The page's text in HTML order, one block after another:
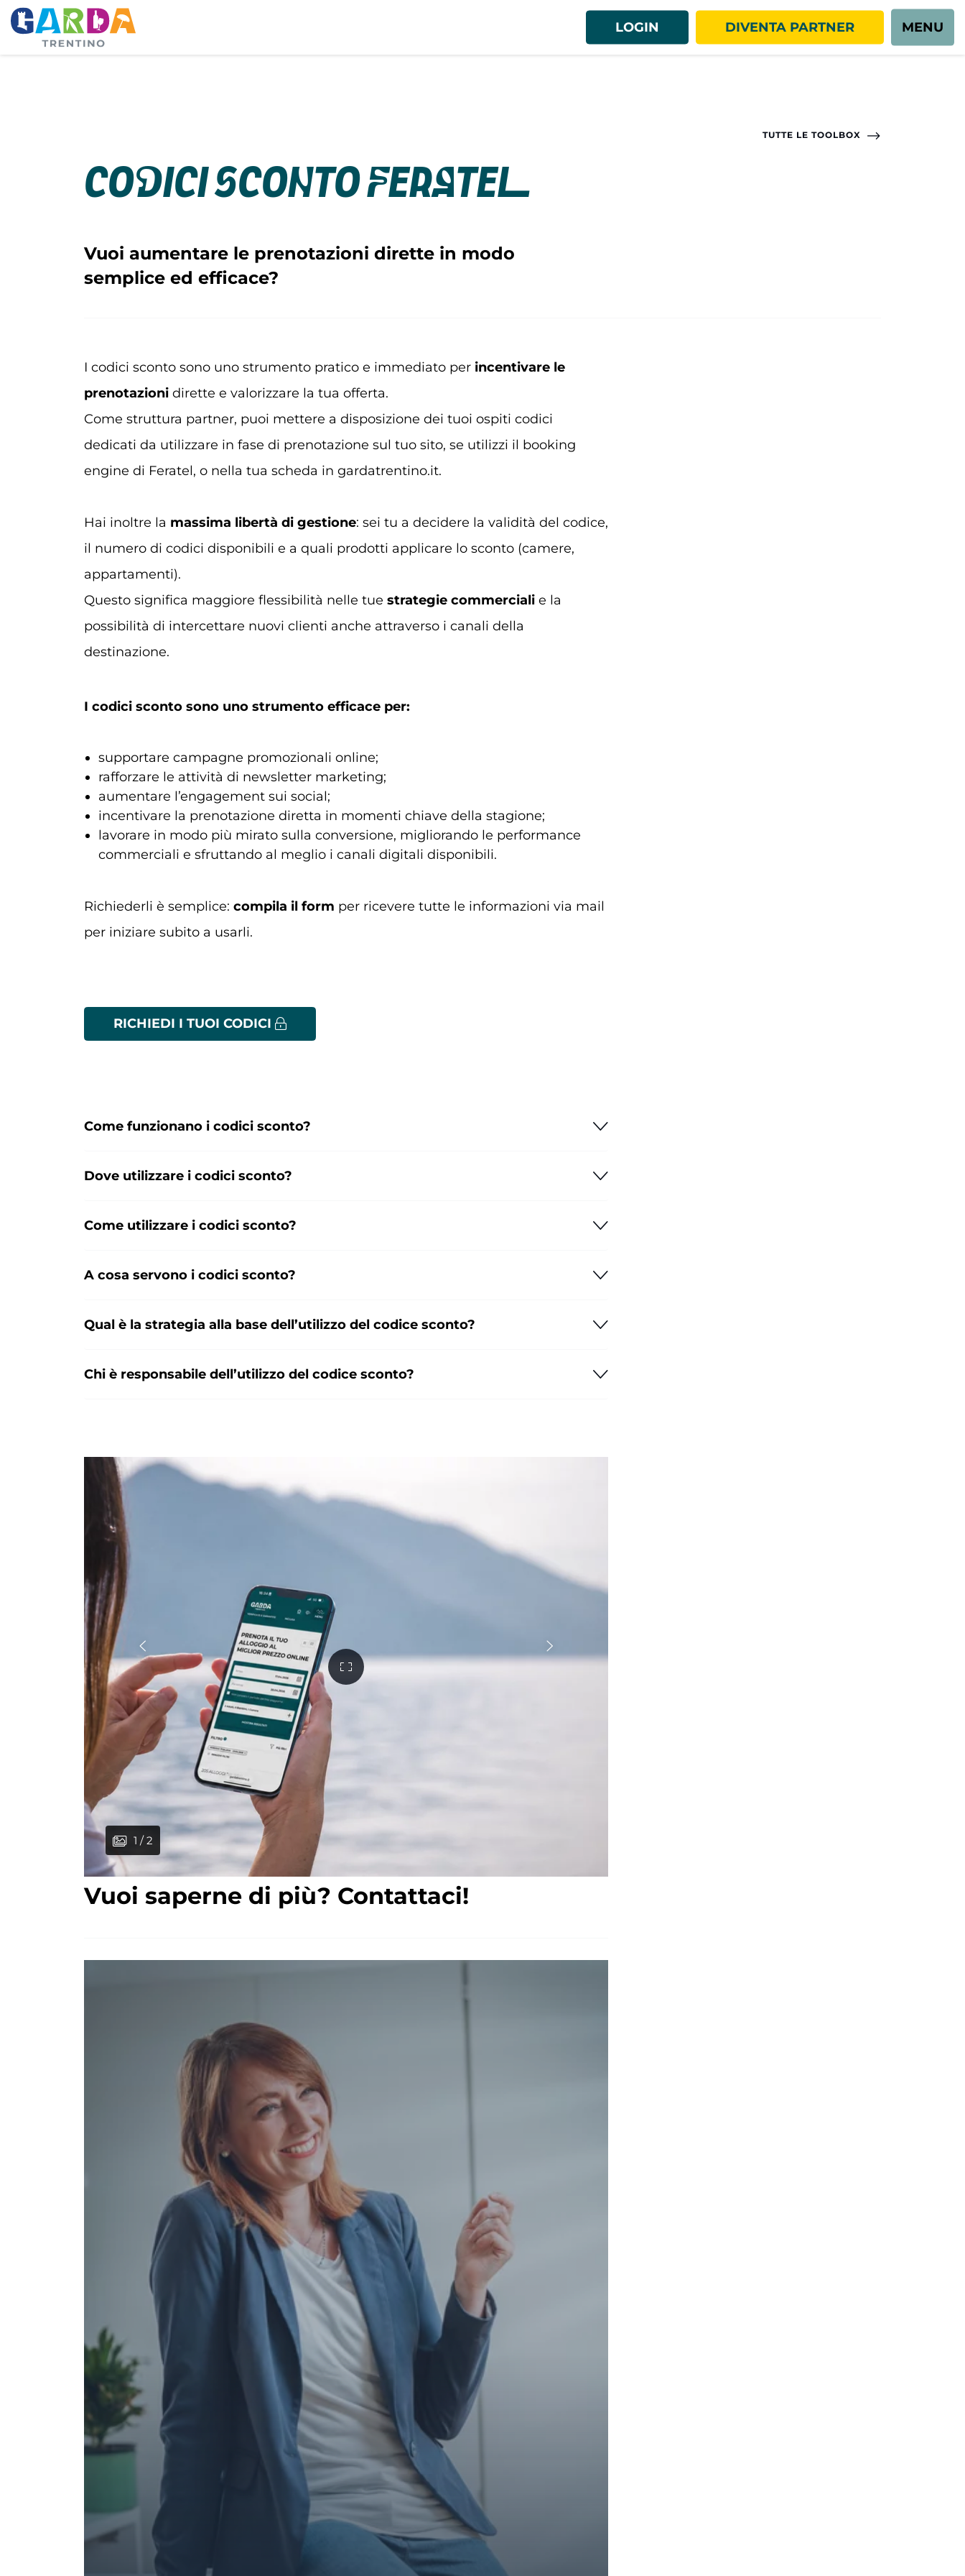
LOGIN DIVENTA PARTNER MENU
TUTTE LE TOOLBOX
Codici sconto Feratel
Vuoi aumentare le prenotazioni dirette in modo
semplice ed efficace?
I codici sconto sono uno strumento pratico e immediato per incentivare le
prenotazioni dirette e valorizzare la tua offerta.
Come struttura partner, puoi mettere a disposizione dei tuoi ospiti codici
dedicati da utilizzare in fase di prenotazione sul tuo sito, se utilizzi il booking
engine di Feratel, o nella tua scheda in gardatrentino.it.
Hai inoltre la massima libertà di gestione: sei tu a decidere la validità del codice,
il numero di codici disponibili e a quali prodotti applicare lo sconto (camere,
appartamenti).
Questo significa maggiore flessibilità nelle tue strategie commerciali e la
possibilità di intercettare nuovi clienti anche attraverso i canali della
destinazione.
I codici sconto sono uno strumento efficace per:
supportare campagne promozionali online;
rafforzare le attività di newsletter marketing;
aumentare l’engagement sui social;
incentivare la prenotazione diretta in momenti chiave della stagione;
lavorare in modo più mirato sulla conversione, migliorando le performance
commerciali e sfruttando al meglio i canali digitali disponibili.
Richiederli è semplice: compila il form per ricevere tutte le informazioni via mail
per iniziare subito a usarli.
RICHIEDI I TUOI CODICI
Come funzionano i codici sconto?
Dove utilizzare i codici sconto?
Come utilizzare i codici sconto?
A cosa servono i codici sconto?
Qual è la strategia alla base dell’utilizzo del codice sconto?
Chi è responsabile dell’utilizzo del codice sconto?
1 / 2
2 / 2
Vuoi saperne di più? Contattaci!